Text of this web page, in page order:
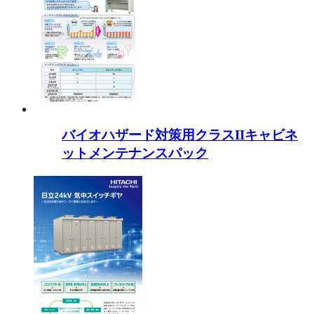
バイオハザード対策用クラスIIキャビネ
ットメンテナンスパック